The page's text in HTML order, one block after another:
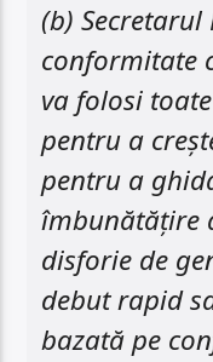
(b) Secretarul
conformitate
va folosi
pentru a
pentru a
îmbunătățire
disforie de
debut rapid
bazată pe